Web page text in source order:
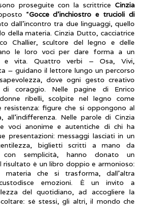
proseguite con la scrittrice Cinzia
“Gocce d’inchiostro e trucioli di
dall’incontro tra due linguaggi, quello
della materia. Cinzia Dutto, cacciatrice
Challier, scultore del legno e delle
le loro voci per dare forma a un
e vita. Quattro verbi – Osa, Vivi,
– guidano il lettore lungo un percorso
dove ogni gesto creativo
coraggio. Nelle pagine di Enrico
ribelli, scolpite nel legno come
figure che si oppongono al
all’indifferenza. Nelle parole di Cinzia
voci anonime e autentiche di chi ha
presentazioni: messaggi lasciati in un
biglietti scritti a mano da
con semplicità, hanno donato un
risultato è un libro doppio e armonioso:
che si trasforma, dall’altra
emozioni. È un invito a
del quotidiano, ad accogliere la
sé stessi, gli altri, il mondo che